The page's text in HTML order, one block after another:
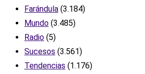
Farándula (3.184)
Mundo (3.485)
Radio (5)
Sucesos (3.561)
Tendencias (1.176)